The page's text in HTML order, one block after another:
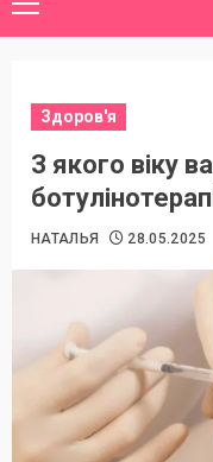
Головне
меню
Здоров'я
З якого віку
НАТАЛЬЯ 28.05.2025